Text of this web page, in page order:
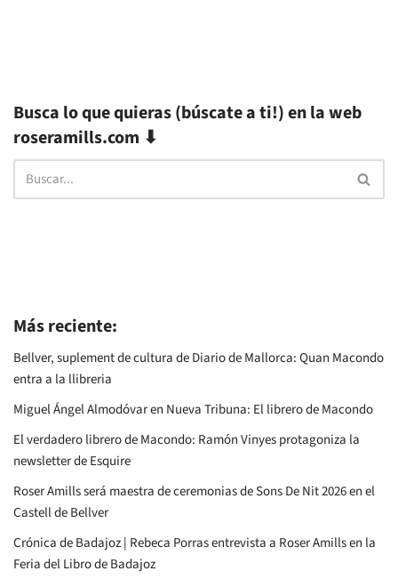
Busca lo que quieras (búscate a ti!) en la web
roseramills.com ⬇
Más reciente:
Bellver, suplement de cultura de Diario de Mallorca: Quan Macondo
entra a la llibreria
Miguel Ángel Almodóvar en Nueva Tribuna: El librero de Macondo
El verdadero librero de Macondo: Ramón Vinyes protagoniza la
newsletter de Esquire
Roser Amills será maestra de ceremonias de Sons De Nit 2026 en el
Castell de Bellver
Crónica de Badajoz | Rebeca Porras entrevista a Roser Amills en la
Feria del Libro de Badajoz